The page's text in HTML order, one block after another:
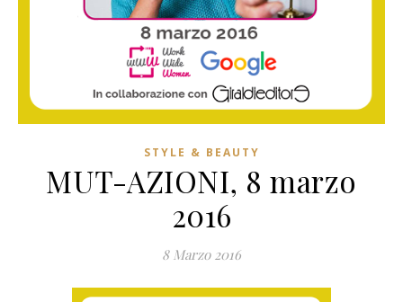
STYLE & BEAUTY
MUT-AZIONI, 8 marzo
2016
8 Marzo 2016